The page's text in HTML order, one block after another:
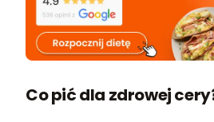
Co pić dla zdrowej